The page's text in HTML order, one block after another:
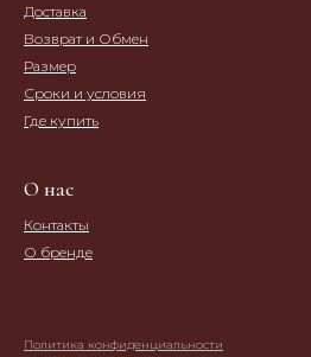
Политика конфиденциальности
О нас
Контакты
О бренде
Где купить
Доставка
Возврат и Обмен
Размер
Сроки и условия